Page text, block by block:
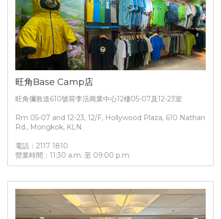
旺角Base Camp店
旺角彌敦道610號荷李活商業中心12樓05-07及12-23室
Rm 05-07 and 12-23, 12/F, Hollywood Plaza, 610 Nathan
Rd., Mongkok, KLN.
電話：2117 1810
營業時間：11:30 a.m. 至 09:00 p.m.